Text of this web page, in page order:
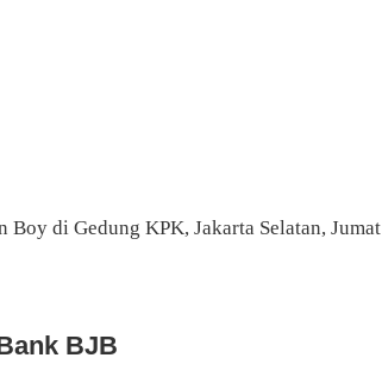
di Gedung KPK, Jakarta Selatan, Jumat
BJB